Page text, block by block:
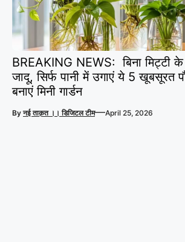
BREAKING NEWS: बिना मिट्टी के
जादू, सिर्फ पानी में उगाएं ये 5 खूबसूरत
बनाएं मिनी गार्डन
Byनई ताक़त ।। डिजिटल टीम—April 25, 2026